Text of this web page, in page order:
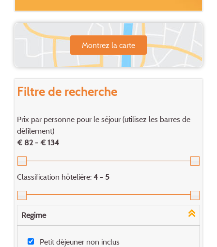
Montrez la carte
Filtre de recherche
Prix par personne pour le séjour (utilisez les barres de
défilement)
€ 82 - € 134
Classification hôtelière: 4 - 5
Regime
Petit déjeuner non inclus